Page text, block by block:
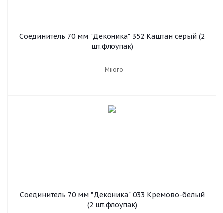
Соединитель 70 мм "Деконика" 352 Каштан серый (2
шт.флоупак)
Много
Соединитель 70 мм "Деконика" 033 Кремово-белый
(2 шт.флоупак)